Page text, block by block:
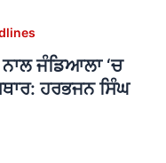
ਜੰਡਿਆਲਾ ‘ਚ
ਹਰਭਜਨ ਸਿੰਘ